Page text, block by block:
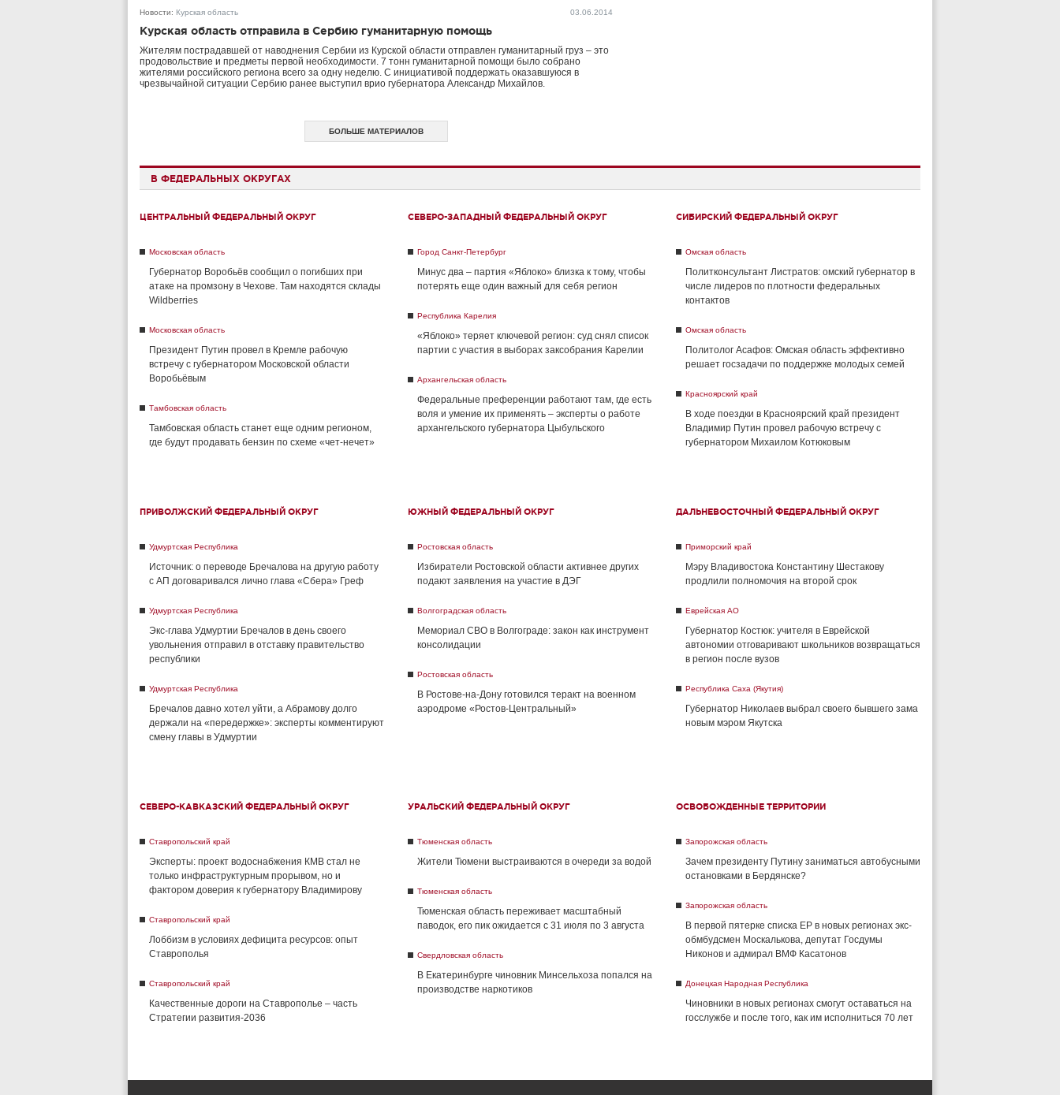
Новости: Курская область 03.06.2014
Курская область отправила в Сербию гуманитарную помощь
Жителям пострадавшей от наводнения Сербии из Курской области отправлен гуманитарный груз – это
продовольствие и предметы первой необходимости. 7 тонн гуманитарной помощи было собрано
жителями российского региона всего за одну неделю. С инициативой поддержать оказавшуюся в
чрезвычайной ситуации Сербию ранее выступил врио губернатора Александр Михайлов.
БОЛЬШЕ МАТЕРИАЛОВ
В ФЕДЕРАЛЬНЫХ ОКРУГАХ
ЦЕНТРАЛЬНЫЙ ФЕДЕРАЛЬНЫЙ ОКРУГ
Московская область
Губернатор Воробьёв сообщил о погибших при
атаке на промзону в Чехове. Там находятся склады
Wildberries
Московская область
Президент Путин провел в Кремле рабочую
встречу с губернатором Московской области
Воробьёвым
Тамбовская область
Тамбовская область станет еще одним регионом,
где будут продавать бензин по схеме «чет-нечет»
СЕВЕРО-ЗАПАДНЫЙ ФЕДЕРАЛЬНЫЙ ОКРУГ
Город Санкт-Петербург
Минус два – партия «Яблоко» близка к тому, чтобы
потерять еще один важный для себя регион
Республика Карелия
«Яблоко» теряет ключевой регион: суд снял список
партии с участия в выборах заксобрания Карелии
Архангельская область
Федеральные преференции работают там, где есть
воля и умение их применять – эксперты о работе
архангельского губернатора Цыбульского
СИБИРСКИЙ ФЕДЕРАЛЬНЫЙ ОКРУГ
Омская область
Политконсультант Листратов: омский губернатор в
числе лидеров по плотности федеральных
контактов
Омская область
Политолог Асафов: Омская область эффективно
решает госзадачи по поддержке молодых семей
Красноярский край
В ходе поездки в Красноярский край президент
Владимир Путин провел рабочую встречу с
губернатором Михаилом Котюковым
ПРИВОЛЖСКИЙ ФЕДЕРАЛЬНЫЙ ОКРУГ
Удмуртская Республика
Источник: о переводе Бречалова на другую работу
с АП договаривался лично глава «Сбера» Греф
Удмуртская Республика
Экс-глава Удмуртии Бречалов в день своего
увольнения отправил в отставку правительство
республики
Удмуртская Республика
Бречалов давно хотел уйти, а Абрамову долго
держали на «передержке»: эксперты комментируют
смену главы в Удмуртии
ЮЖНЫЙ ФЕДЕРАЛЬНЫЙ ОКРУГ
Ростовская область
Избиратели Ростовской области активнее других
подают заявления на участие в ДЭГ
Волгоградская область
Мемориал СВО в Волгограде: закон как инструмент
консолидации
Ростовская область
В Ростове-на-Дону готовился теракт на военном
аэродроме «Ростов-Центральный»
ДАЛЬНЕВОСТОЧНЫЙ ФЕДЕРАЛЬНЫЙ ОКРУГ
Приморский край
Мэру Владивостока Константину Шестакову
продлили полномочия на второй срок
Еврейская АО
Губернатор Костюк: учителя в Еврейской
автономии отговаривают школьников возвращаться
в регион после вузов
Республика Саха (Якутия)
Губернатор Николаев выбрал своего бывшего зама
новым мэром Якутска
СЕВЕРО-КАВКАЗСКИЙ ФЕДЕРАЛЬНЫЙ ОКРУГ
Ставропольский край
Эксперты: проект водоснабжения КМВ стал не
только инфраструктурным прорывом, но и
фактором доверия к губернатору Владимирову
Ставропольский край
Лоббизм в условиях дефицита ресурсов: опыт
Ставрополья
Ставропольский край
Качественные дороги на Ставрополье – часть
Стратегии развития-2036
УРАЛЬСКИЙ ФЕДЕРАЛЬНЫЙ ОКРУГ
Тюменская область
Жители Тюмени выстраиваются в очереди за водой
Тюменская область
Тюменская область переживает масштабный
паводок, его пик ожидается с 31 июля по 3 августа
Свердловская область
В Екатеринбурге чиновник Минсельхоза попался на
производстве наркотиков
ОСВОБОЖДЕННЫЕ ТЕРРИТОРИИ
Запорожская область
Зачем президенту Путину заниматься автобусными
остановками в Бердянске?
Запорожская область
В первой пятерке списка ЕР в новых регионах экс-
обмбудсмен Москалькова, депутат Госдумы
Никонов и адмирал ВМФ Касатонов
Донецкая Народная Республика
Чиновники в новых регионах смогут оставаться на
госслужбе и после того, как им исполниться 70 лет